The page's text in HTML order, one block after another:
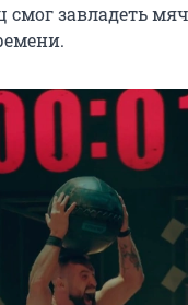
смог завладеть